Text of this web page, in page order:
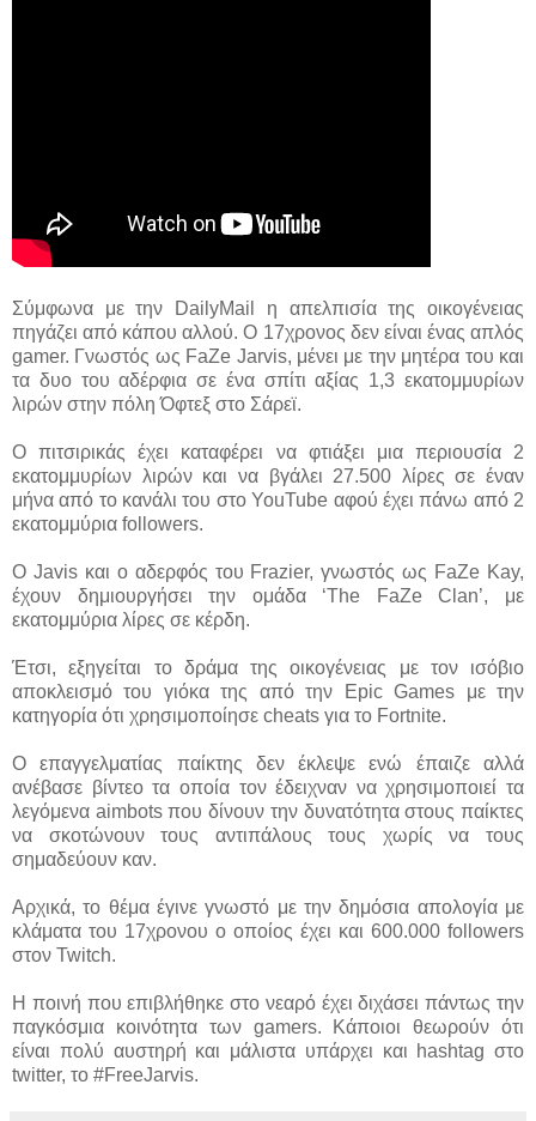
Σύμφωνα με την DailyMail η απελπισία της οικογένειας
πηγάζει από κάπου αλλού. Ο 17χρονος δεν είναι ένας απλός
gamer. Γνωστός ως FaZe Jarvis, μένει με την μητέρα του και
τα δυο του αδέρφια σε ένα σπίτι αξίας 1,3 εκατομμυρίων
λιρών στην πόλη Όφτεξ στο Σάρεϊ.
Ο πιτσιρικάς έχει καταφέρει να φτιάξει μια περιουσία 2
εκατομμυρίων λιρών και να βγάλει 27.500 λίρες σε έναν
μήνα από το κανάλι του στο YouTube αφού έχει πάνω από 2
εκατομμύρια followers.
O Javis και ο αδερφός του Frazier, γνωστός ως FaZe Kay,
έχουν δημιουργήσει την ομάδα ‘The FaZe Clan’, με
εκατομμύρια λίρες σε κέρδη.
Έτσι, εξηγείται το δράμα της οικογένειας με τον ισόβιο
αποκλεισμό του γιόκα της από την Epic Games με την
κατηγορία ότι χρησιμοποίησε cheats για το Fortnite.
Ο επαγγελματίας παίκτης δεν έκλεψε ενώ έπαιζε αλλά
ανέβασε βίντεο τα οποία τον έδειχναν να χρησιμοποιεί τα
λεγόμενα aimbots που δίνουν την δυνατότητα στους παίκτες
να σκοτώνουν τους αντιπάλους τους χωρίς να τους
σημαδεύουν καν.
Αρχικά, το θέμα έγινε γνωστό με την δημόσια απολογία με
κλάματα του 17χρονου ο οποίος έχει και 600.000 followers
στον Twitch.
Η ποινή που επιβλήθηκε στο νεαρό έχει διχάσει πάντως την
παγκόσμια κοινότητα των gamers. Κάποιοι θεωρούν ότι
είναι πολύ αυστηρή και μάλιστα υπάρχει και hashtag στο
twitter, το #FreeJarvis.